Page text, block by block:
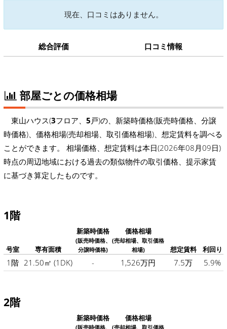
現在、口コミはありません。
総合評価 口コミ情報
部屋ごとの価格相場
東山ハウス(3フロア、 5戸)の、新築時価格(販売時価格、分譲
時価格)、価格相場(売却相場、取引価格相場)、想定賃料を調べる
ことができます。 相場価格、想定賃料は本日(2026年08月09日)
時点の周辺地域における過去の類似物件の取引価格、提示家賃
に基づき算定したものです。
1階
号室 専有面積
新築時価格
(販売時価格、
分譲時価格)
価格相場
(売却相場、取引価格
相場)
想定賃料 利回り
1階 21.50㎡ (1DK) - 1,526万円 7.5万 5.9%
2階
新築時価格
(販売時価格、
価格相場
(売却相場、取引価格